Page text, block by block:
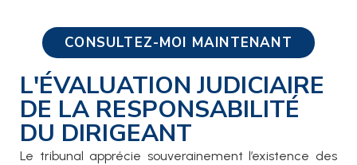
CONSULTEZ-MOI MAINTENANT
L'ÉVALUATION JUDICIAIRE
DE LA RESPONSABILITÉ
DU DIRIGEANT
Le tribunal apprécie souverainement l’existence des